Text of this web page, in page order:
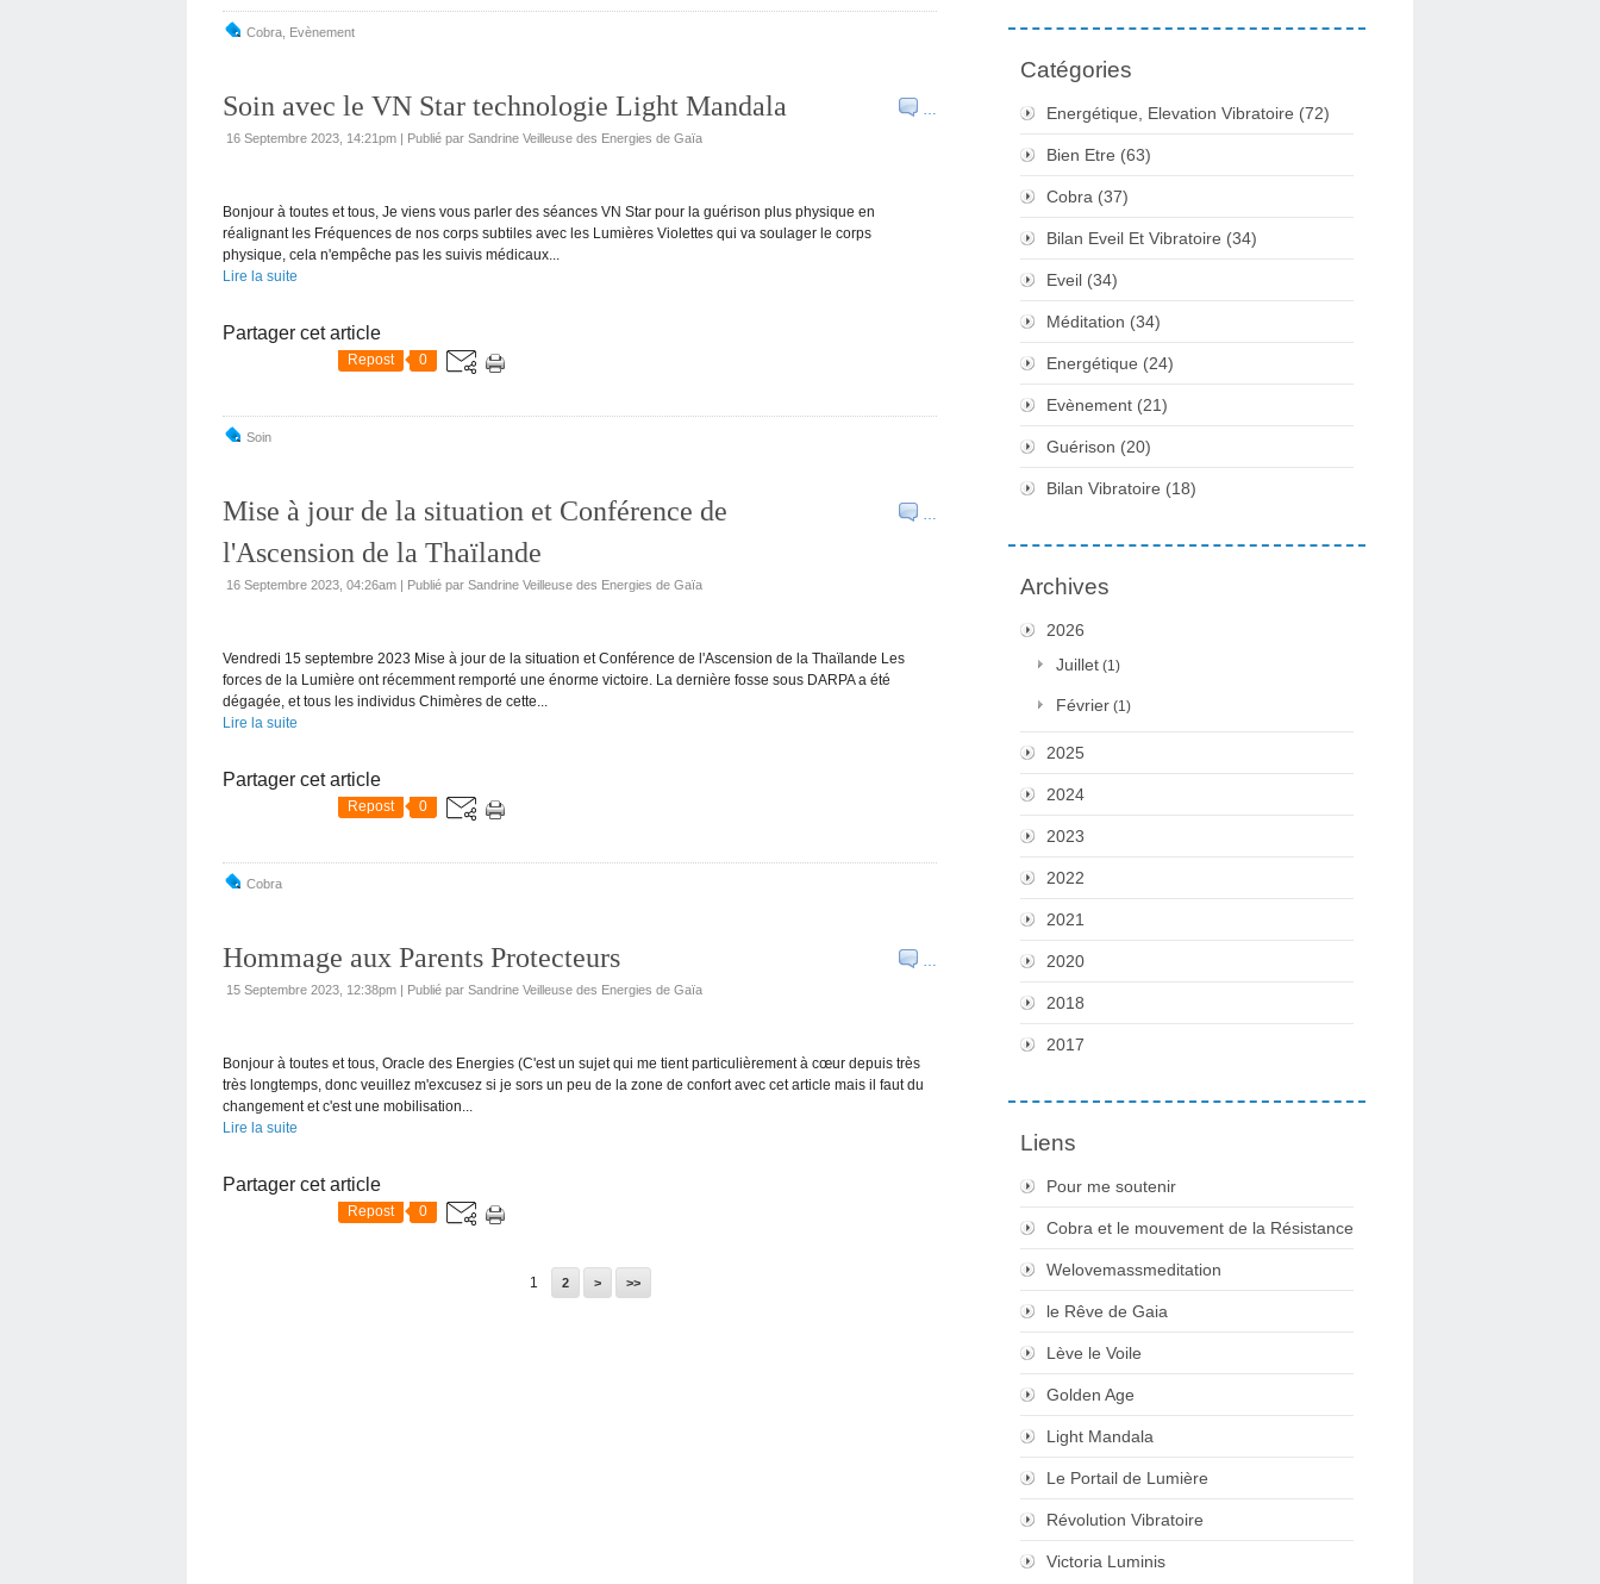
Cobra Evènement
…
Soin avec le VN Star technologie Light Mandala
16 Septembre 2023, 14:21pm | Publié par Sandrine Veilleuse des Energies de Gaïa
Bonjour à toutes et tous, Je viens vous parler des séances VN Star pour la guérison plus physique en
réalignant les Fréquences de nos corps subtiles avec les Lumières Violettes qui va soulager le corps
physique, cela n'empêche pas les suivis médicaux...
Lire la suite
Partager cet article
Repost 0
Soin
…
Mise à jour de la situation et Conférence de
l'Ascension de la Thaïlande
16 Septembre 2023, 04:26am | Publié par Sandrine Veilleuse des Energies de Gaïa
Vendredi 15 septembre 2023 Mise à jour de la situation et Conférence de l'Ascension de la Thaïlande Les
forces de la Lumière ont récemment remporté une énorme victoire. La dernière fosse sous DARPA a été
dégagée, et tous les individus Chimères de cette...
Lire la suite
Partager cet article
Repost 0
Cobra
…
Hommage aux Parents Protecteurs
15 Septembre 2023, 12:38pm | Publié par Sandrine Veilleuse des Energies de Gaïa
Bonjour à toutes et tous, Oracle des Energies (C'est un sujet qui me tient particulièrement à cœur depuis très
très longtemps, donc veuillez m'excusez si je sors un peu de la zone de confort avec cet article mais il faut du
changement et c'est une mobilisation...
Lire la suite
Partager cet article
Repost 0
1 2 > >>
Catégories
Energétique, Elevation Vibratoire (72)
Bien Etre (63)
Cobra (37)
Bilan Eveil Et Vibratoire (34)
Eveil (34)
Méditation (34)
Energétique (24)
Evènement (21)
Guérison (20)
Bilan Vibratoire (18)
Archives
2026
Juillet (1)
Février (1)
2025
2024
2023
2022
2021
2020
2018
2017
Liens
Pour me soutenir
Cobra et le mouvement de la Résistance
Welovemassmeditation
le Rêve de Gaia
Lève le Voile
Golden Age
Light Mandala
Le Portail de Lumière
Révolution Vibratoire
Victoria Luminis